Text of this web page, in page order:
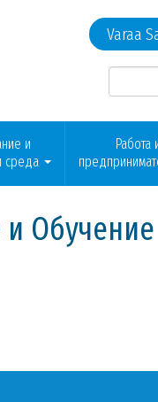
Varaa
и
среда
Работа
и Обучение